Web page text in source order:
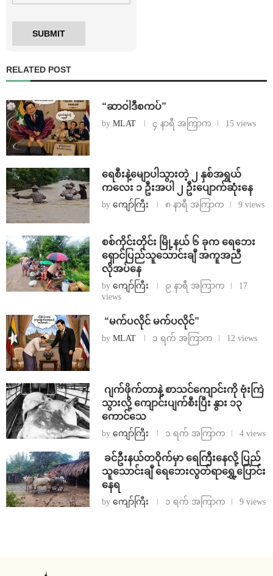
RELATED POST
“ဆာဝါဒီစကပ်”
by MLAT ၄ နာရီ အကြာက 15 views
ရေစီးနဲ့မျောပါသွားတဲ့ ၂ နှစ်အရွယ်
ကလေး ၁ ဦးအပါ ၂ ဦးပျောက်ဆုံးနေ
by ကျော်ကြီး ၈ နာရီ အကြာက 9 views
စစ်ကိုင်းတိုင်း မြို့နယ် ၆ ခုက ရေဘေး
ရှောင်ပြည်သူသောင်းချီ အကူအညီ
လိုအပ်နေ
by ကျော်ကြီး ၉ နာရီ အကြာက
17
views
⁨ ⁨“မက်ပလိုင် မက်ပလိုင်”
by MLAT ၁ ရက် အကြာက 12 views
⁨⁩ ⁨ဂျက်ဖိုက်တာနဲ့ စာသင်ကျောင်းကို ဗုံးကြဲ
သွားလို့ ကျောင်းပျက်စီးပြီး နွား ၁၃
ကောင်သေ
by ကျော်ကြီး ၁ ရက် အကြာက 4 views
⁩ ⁨ခင်ဦးနယ်တဝိုက်မှာ ရေကြီးနေလို့ ပြည်
သူသောင်းချီ ရေဘေးလွတ်ရာရွှေ့ပြောင်း
နေရ
by ကျော်ကြီး ၁ ရက် အကြာက 9 views